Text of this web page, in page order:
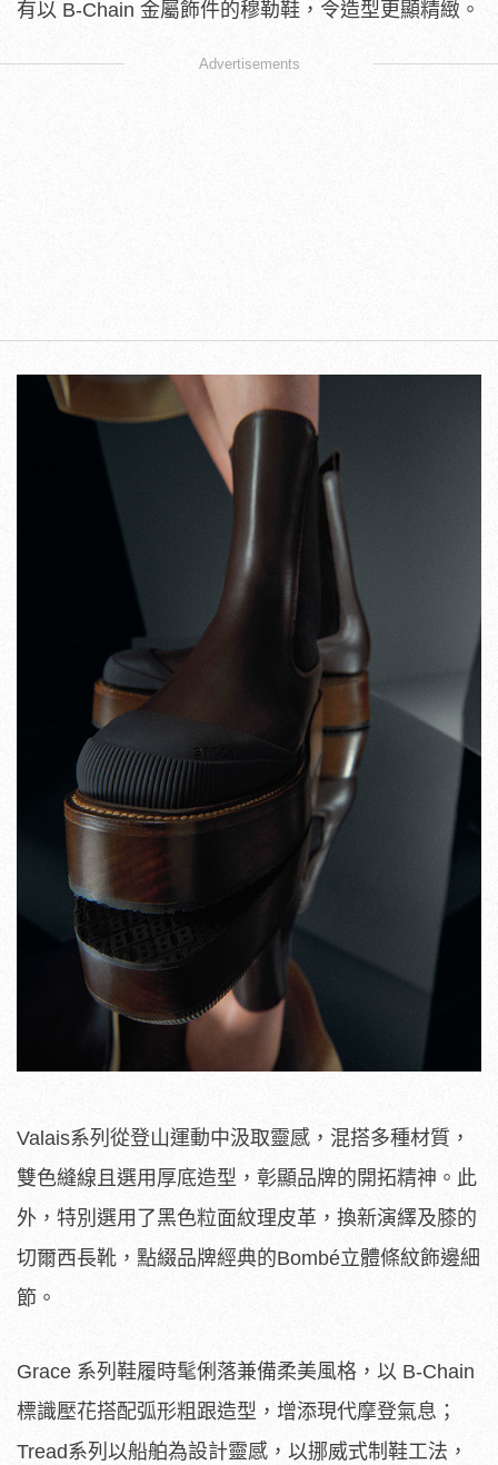
有以 B-Chain 金屬飾件的穆勒鞋，令造型更顯精緻。
Advertisements
Valais系列從登山運動中汲取靈感，混搭多種材質，
雙色縫線且選用厚底造型，彰顯品牌的開拓精神。此
外，特別選用了黑色粒面紋理皮革，換新演繹及膝的
切爾西長靴，點綴品牌經典的Bombé立體條紋飾邊細
節。
Grace 系列鞋履時髦俐落兼備柔美風格，以 B-Chain
標識壓花搭配弧形粗跟造型，增添現代摩登氣息；
Tread系列以船舶為設計靈感，以挪威式制鞋工法，